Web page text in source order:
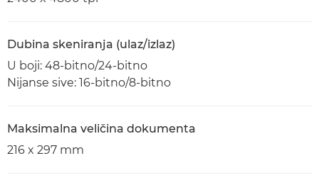
Dubina skeniranja (ulaz/izlaz)
U boji: 48-bitno/24-bitno
Nijanse sive: 16-bitno/8-bitno
Maksimalna veličina dokumenta
216 x 297 mm